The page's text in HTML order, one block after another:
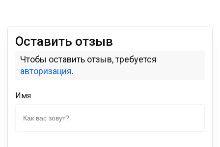
Оставить отзыв
Чтобы оставить отзыв, требуется
авторизация.
Имя